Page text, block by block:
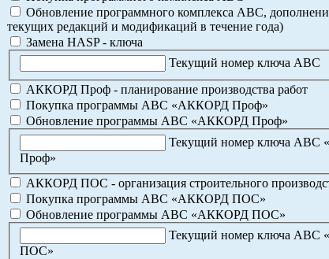
Обновление программного комплекса АВС,
текущих редакций и модификаций в течение года)
Замена HASP - ключа
Текущий номер ключа АВС
АККОРД Проф - планирование производства работ
Покупка программы АВС «АККОРД Проф»
Обновление программы АВС «АККОРД Проф»
Текущий номер ключа
Проф»
АККОРД ПОС - организация строительного
Покупка программы АВС «АККОРД ПОС»
Обновление программы АВС «АККОРД ПОС»
Текущий номер ключа
ПОС»